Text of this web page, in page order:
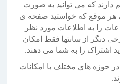
که می توانید به صورت
هر موقع که خواستید صفحه ی
را به اطلاعات مورد نظر
دیگر از سایتها فقط امکان
اشتراک را به شما می دهند.
حوزه های مختلف با امکانات